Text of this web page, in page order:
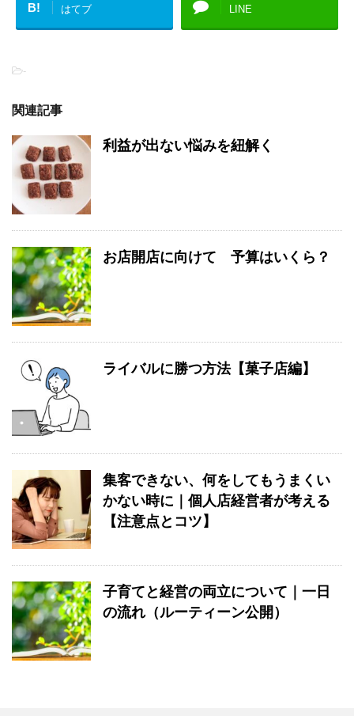
B! はてブ LINE
-
関連記事
利益が出ない悩みを紐解く
お店開店に向けて 予算はいくら？
ライバルに勝つ方法【菓子店編】
集客できない、何をしてもうまくい
かない時に｜個人店経営者が考える
【注意点とコツ】
子育てと経営の両立について｜一日
の流れ（ルーティーン公開）